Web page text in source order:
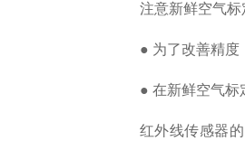
注意新鲜空气
● 为了改善精度
● 在新鲜空气
红外线传感器的